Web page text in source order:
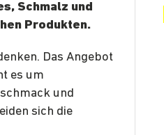
Schmalz und
Produkten.
Das Angebot
es um
und
sich die